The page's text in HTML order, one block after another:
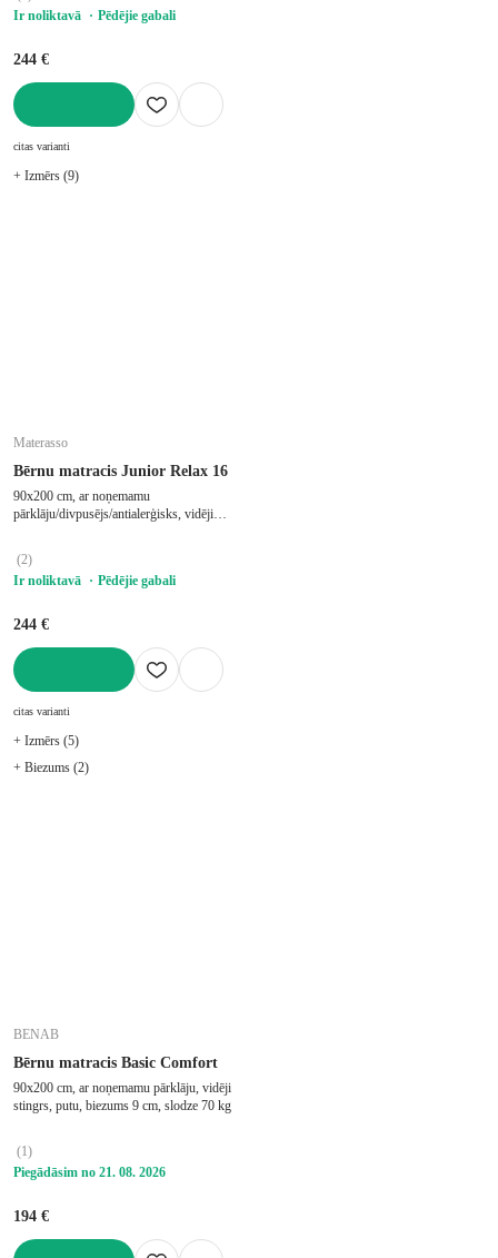
Ir noliktavā
Pēdējie gabali
244 €
citas varianti
+ Izmērs (9)
Materasso
Bērnu matracis Junior Relax 16
90x200 cm, ar noņemamu
pārklāju/divpusējs/antialerģisks, vidēji
(2)
Ir noliktavā
Pēdējie gabali
244 €
citas varianti
+ Izmērs (5)
+ Biezums (2)
BENAB
Bērnu matracis Basic Comfort
90x200 cm, ar noņemamu pārklāju, vidēji
stingrs, putu, biezums 9 cm, slodze 70 kg
(1)
Piegādāsim no 21. 08. 2026
194 €